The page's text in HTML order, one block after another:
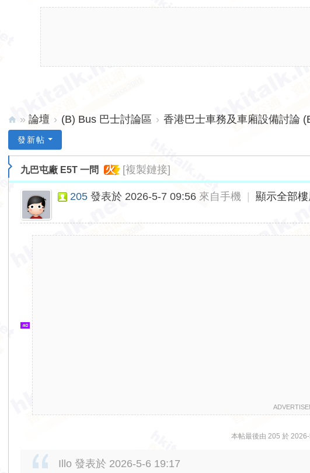
lk.
» 論壇 › (B) Bus 巴士討論區 › 香港巴士車務及車廂設備討論
發新帖
九巴屯廠 E5T 一問 火 [複製鏈接]
205 發表於 2026-5-7 09:56 來自手機 顯示全部樓
本帖最後由 205 於
Illo 發表於 2026-5-6 19:17